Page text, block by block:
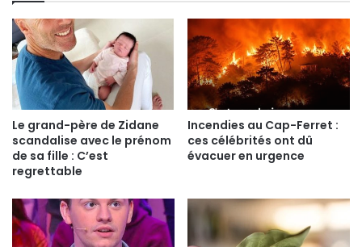
Le grand-père de Zidane
scandalise avec le prénom
de sa fille : C’est
regrettable
Incendies au Cap-Ferret :
ces célébrités ont dû
évacuer en urgence